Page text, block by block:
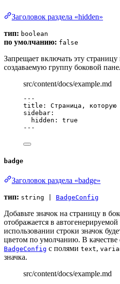
Заголовок раздела «hidden»
тип: boolean
по умолчанию: false
Запрещает включать эту страницу
создаваемую группу боковой
src/content/docs/example.md
---
title : Страница, которую
sidebar :
hidden : true
---
badge
Заголовок раздела «badge»
тип: string | BadgeConfig
Добавьте значок на страницу в
отображается в
использовании строки значок
цветом по умолчанию. В качестве
BadgeConfig с полями text,
значка.
src/content/docs/example.md